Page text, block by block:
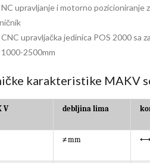
upravljanje i motorno pozicioniranje
upravljačka jedinica POS 2000 sa
2500mm
karakteristike MAKV
V debljina lima
≠mm